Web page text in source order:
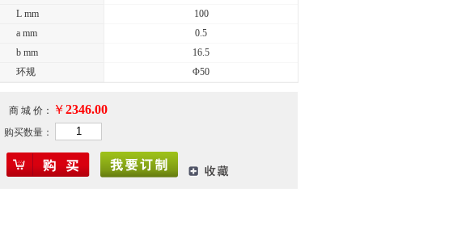
L mm
100
a mm
0.5
b mm
16.5
环规
Φ50
商 城 价： ￥2346.00
购买数量：